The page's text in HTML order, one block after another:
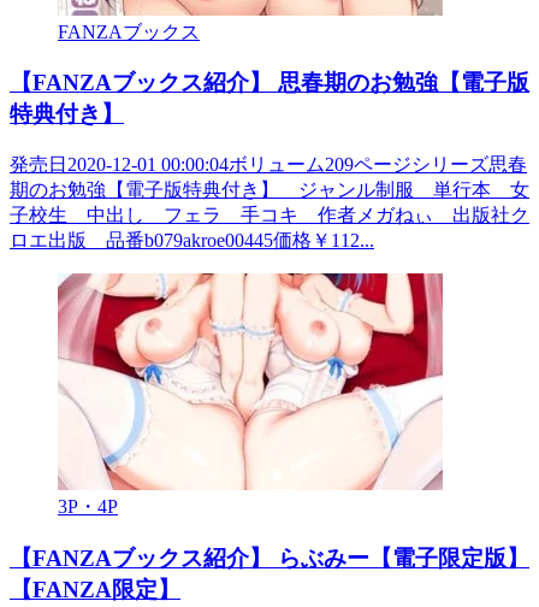
FANZAブックス
【FANZAブックス紹介】 思春期のお勉強【電子版
特典付き】
発売日2020-12-01 00:00:04ボリューム209ページシリーズ思春
期のお勉強【電子版特典付き】 ジャンル制服 単行本 女
子校生 中出し フェラ 手コキ 作者メガねぃ 出版社ク
ロエ出版 品番b079akroe00445価格￥112...
3P・4P
【FANZAブックス紹介】 らぶみー【電子限定版】
【FANZA限定】